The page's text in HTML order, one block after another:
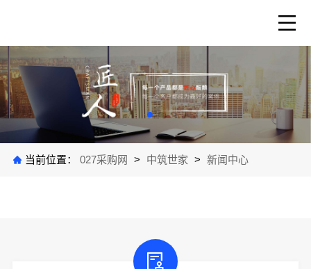
当前位置： 027采购网 > 中筑世家 > 新闻中心